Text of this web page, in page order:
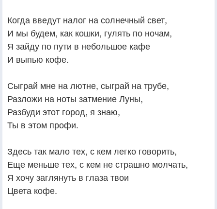
Когда введут налог на солнечный свет,
И мы будем, как кошки, гулять по ночам,
Я зайду по пути в небольшое кафе
И выпью кофе.
Сыграй мне на лютне, сыграй на трубе,
Разложи на ноты затмение Луны,
Разбуди этот город, я знаю,
Ты в этом профи.
Здесь так мало тех, с кем легко говорить,
Еще меньше тех, с кем не страшно молчать,
Я хочу заглянуть в глаза твои
Цвета кофе.